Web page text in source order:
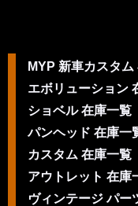
MYP 新車カスタム
エボリューション
ショベル 在庫一覧
パンヘッド 在庫一
カスタム 在庫一覧
アウトレット 在庫
ヴィンテージ パー